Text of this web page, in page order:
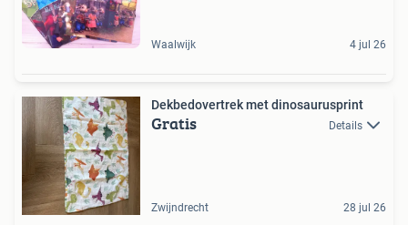
Waalwijk 4 jul 26
Dekbedovertrek met dinosaurusprint
Gratis Details
Zwijndrecht 28 jul 26